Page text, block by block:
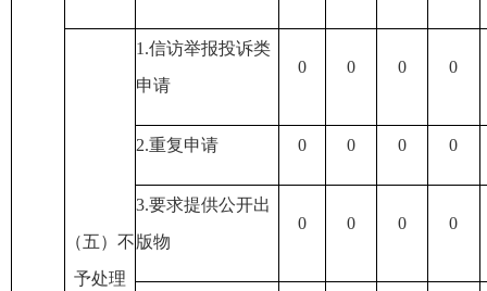
（五）不
予处理
1.信访举报投诉类
申请
0 0 0 0
2.重复申请 0 0 0 0
3.要求提供公开出
版物
0 0 0 0